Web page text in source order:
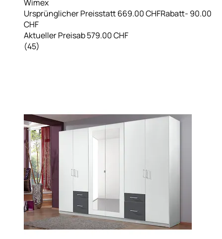
Wimex
Ursprünglicher Preisstatt 669.00 CHFRabatt- 90.00
CHF
Aktueller Preisab579.00 CHF
(45)